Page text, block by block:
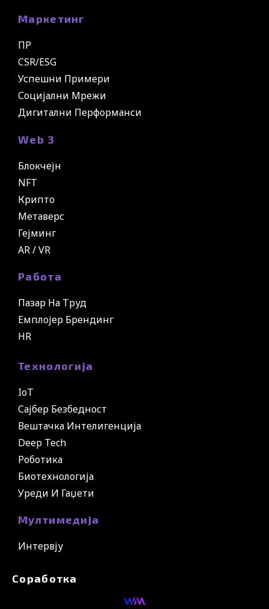
Маркетинг
ПР
CSR/ESG
Успешни Примери
Социјални Мрежи
Дигитални Перформанси
Web 3
Блокчејн
NFT
Крипто
Метаверс
Гејминг
AR / VR
Работа
Пазар На Труд
Емплојер Брендинг
HR
Технологија
IoT
Сајбер Безбедност
Вештачка Интелигенција
Deep Tech
Роботика
Биотехнологија
Уреди И Гаџети
Мултимедија
Интервју
Соработка